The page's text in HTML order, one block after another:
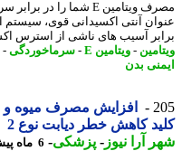
آنتی اکسیدانی قوی، سیستم
آسیب های ناشی از استرس
-ویتامین E -سرماخوردگی -
بدن
افزایش مصرف میوه و
کاهش خطر دیابت نوع 2
آرا نیوز-پزشکی-